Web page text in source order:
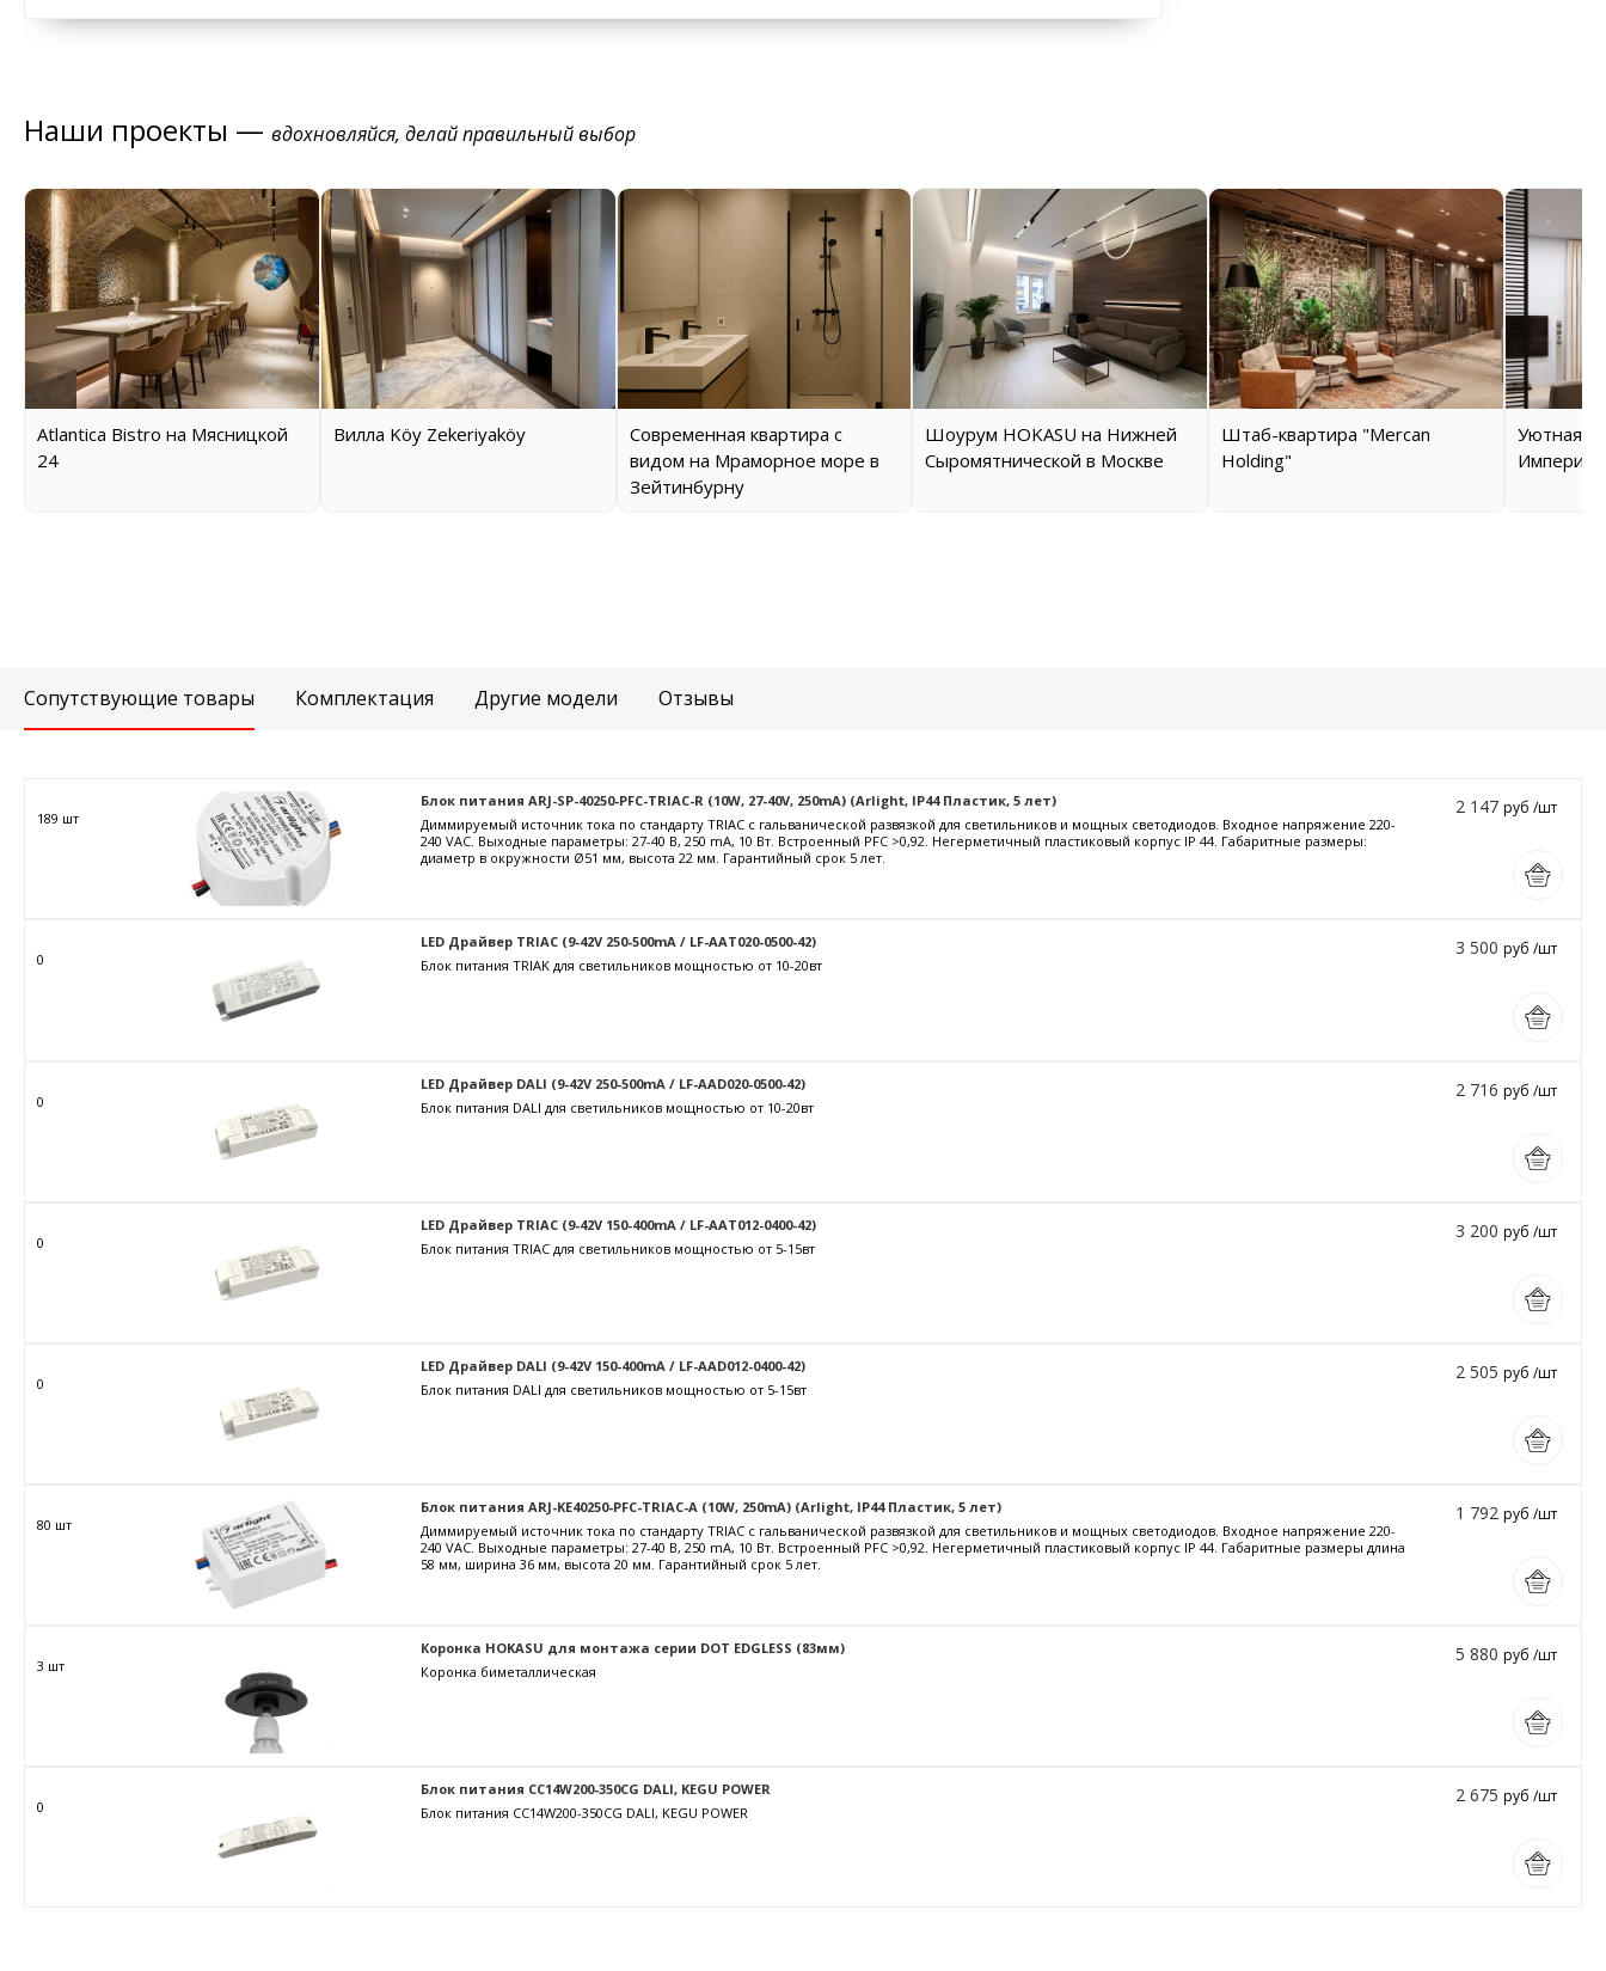
Наши проекты — вдохновляйся, делай правильный выбор
Atlantica Bistro на Мясницкой
24
Вилла Köy Zekeriyaköy
Современная квартира с
видом на Мраморное море в
Зейтинбурну
Шоурум HOKASU на Нижней
Сыромятнической в Москве
Штаб-квартира "Mercan
Holding"
Уютная
Империал
Сопутствующие товары Комплектация Другие модели Отзывы
189 шт
Блок питания ARJ-SP-40250-PFC-TRIAC-R (10W, 27-40V, 250mA) (Arlight, IP44 Пластик, 5 лет)
Диммируемый источник тока по стандарту TRIAC с гальванической развязкой для светильников и мощных светодиодов. Входное напряжение 220-
240 VAC. Выходные параметры: 27-40 В, 250 mА, 10 Вт. Встроенный PFC >0,92. Негерметичный пластиковый корпус IP 44. Габаритные размеры:
диаметр в окружности Ø51 мм, высота 22 мм. Гарантийный срок 5 лет.
2 147 руб /шт
0
LED Драйвер TRIAC (9-42V 250-500mA / LF-AAT020-0500-42)
Блок питания TRIAK для светильников мощностью от 10-20вт
3 500 руб /шт
0
LED Драйвер DALI (9-42V 250-500mA / LF-AAD020-0500-42)
Блок питания DALI для светильников мощностью от 10-20вт
2 716 руб /шт
0
LED Драйвер TRIAC (9-42V 150-400mA / LF-AAT012-0400-42)
Блок питания TRIAC для светильников мощностью от 5-15вт
3 200 руб /шт
0
LED Драйвер DALI (9-42V 150-400mA / LF-AAD012-0400-42)
Блок питания DALI для светильников мощностью от 5-15вт
2 505 руб /шт
80 шт
Блок питания ARJ-KE40250-PFC-TRIAC-A (10W, 250mA) (Arlight, IP44 Пластик, 5 лет)
Диммируемый источник тока по стандарту TRIAC с гальванической развязкой для светильников и мощных светодиодов. Входное напряжение 220-
240 VAC. Выходные параметры: 27-40 В, 250 mА, 10 Вт. Встроенный PFC >0,92. Негерметичный пластиковый корпус IP 44. Габаритные размеры длина
58 мм, ширина 36 мм, высота 20 мм. Гарантийный срок 5 лет.
1 792 руб /шт
3 шт
Коронка HOKASU для монтажа серии DOT EDGLESS (83мм)
Коронка биметаллическая
5 880 руб /шт
0
Блок питания CC14W200-350CG DALI, KEGU POWER
Блок питания CC14W200-350CG DALI, KEGU POWER
2 675 руб /шт